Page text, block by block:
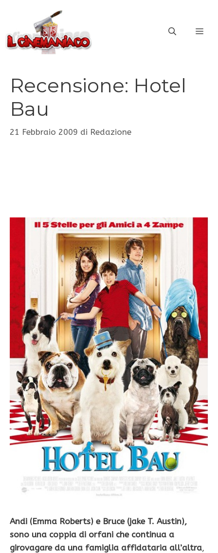
contenuto
Recensione: Hotel
Bau
21 Febbraio 2009 di Redazione
Andi (Emma Roberts) e Bruce (jake T. Austin),
sono una coppia di orfani che continua a
girovagare da una famiglia affidataria all’altra,